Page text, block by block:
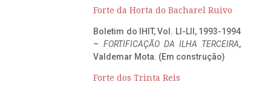
Forte da Horta do Bacharel Ruivo
Boletim do IHIT, Vol. LI-LII, 1993-1994
– FORTIFICAÇÃO DA ILHA TERCEIRA,
Valdemar Mota. (Em construção)
Forte dos Trinta Reis